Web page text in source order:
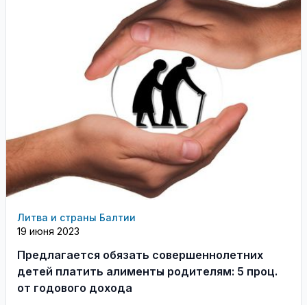
Литва и страны Балтии
19 июня 2023
Предлагается обязать совершеннолетних
детей платить алименты родителям: 5 проц.
от годового дохода